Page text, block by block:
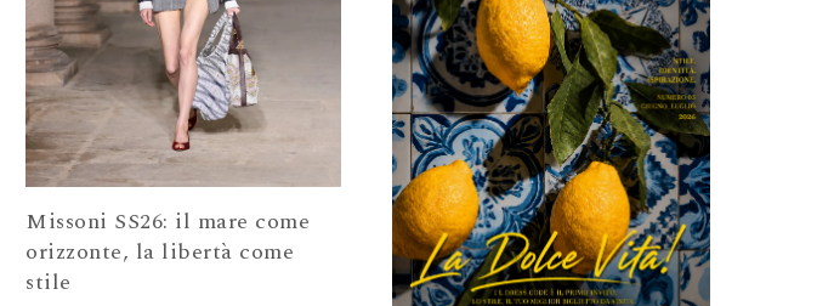
Missoni SS26: il mare come
orizzonte, la libertà come
stile